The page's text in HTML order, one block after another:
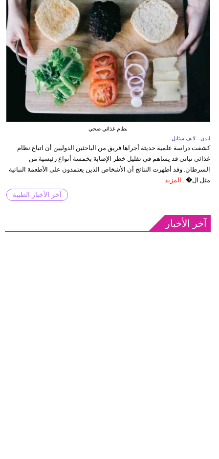
نظام غذائي صحي
لندن - لايف ستايل
كشفت دراسة علمية حديثة أجراها فريق من الباحثين الدوليين أن اتباع نظام
غذائي نباتي قد يساهم في تقليل خطر الإصابة بخمسة أنواع رئيسية من
السرطان. وقد أظهرت النتائج أن الأشخاص الذين يعتمدون على الأطعمة النباتية
مثل ال�...
المزيد
آخر الأخبار الطبية
آخر الأخبار